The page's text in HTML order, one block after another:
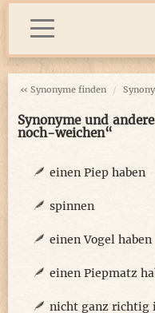
« Synonyme finden
Synonyme und
noch-weichen“
einen Piep haben
spinnen
einen Vogel haben
einen Piepmatz
nicht ganz richtig